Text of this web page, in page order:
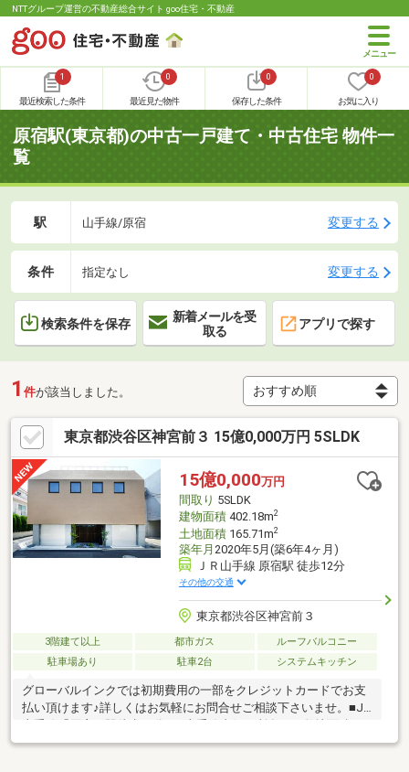
NTTグループ運営の不動産総合サイト goo住宅・不動産
1
最近検索した条件
0
最近見た物件
0
保存した条件
0
お気に入り
原宿駅(東京都)の中古一戸建て・中古住宅 物件一
覧
駅 山手線/原宿 変更する
条件 指定なし 変更する
検索条件を保存
新着メールを受
取る
アプリで探す
1 件が該当しました。
東京都渋谷区神宮前３ 15億0,000万円 5SLDK
15億0,000万円
間取り 5SLDK
建物面積402.18m2
土地面積165.71m2
築年月 2020年5月(築6年4ヶ月)
ＪＲ山手線 原宿駅 徒歩12分
その他の交通
東京都渋谷区神宮前３
3階建て以上 都市ガス
ルーフバルコニー
駐車場あり
駐車2台 システムキッチン
グローバルインクでは初期費用の一部をクレジットカードでお支
払い頂けます♪詳しくはお気軽にお問合せご相談下さいませ。■JR
坪以上、建物面積120坪以上の大型邸宅。■大容量WIC×2で家中す